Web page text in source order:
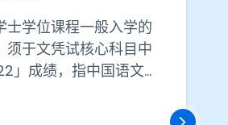
士学位课程一般入学的
须于文凭试核心科目中
」成绩，指中国语文科
均取得 3 级成绩，而
及通识教育科则取得